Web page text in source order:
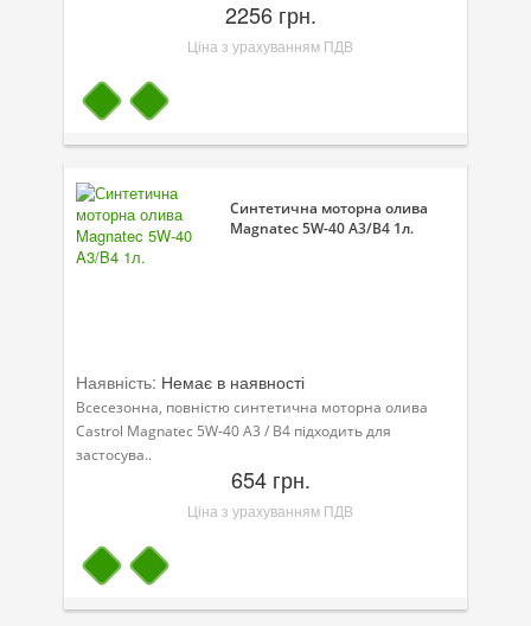
2256 грн.
Ціна з урахуванням ПДВ
Синтетична моторна олива
Magnatec 5W-40 A3/B4 1л.
Наявність: Немає в наявності
Всесезонна, повністю синтетична моторна олива
Castrol Magnatec 5W-40 A3 / B4 підходить для
застосува..
654 грн.
Ціна з урахуванням ПДВ